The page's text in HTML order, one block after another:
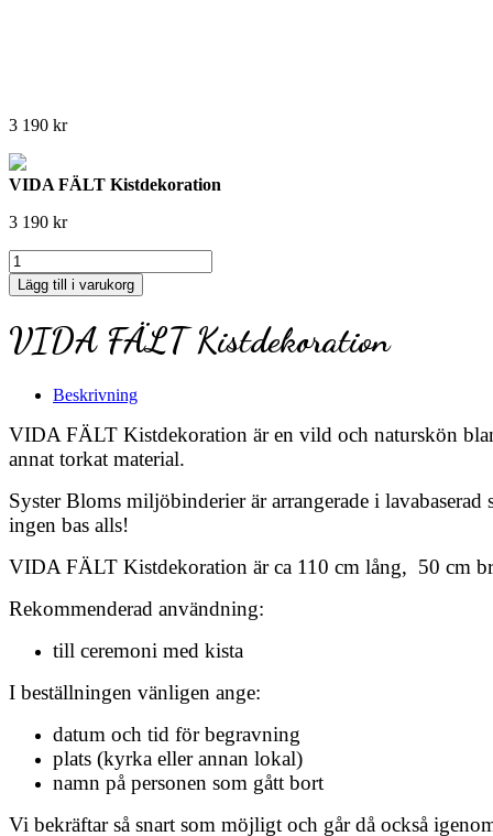
3 190 kr
VIDA FÄLT Kistdekoration
3 190 kr
VIDA
FÄLT
Kistdekoration
Lägg till i varukorg
VIDA FÄLT Kistdekoration
Beskrivning
VIDA FÄLT Kistdekoration är en vild och naturskön
annat torkat material.
Syster Bloms miljöbinderier är arrangerade i
ingen bas alls!
VIDA FÄLT Kistdekoration är ca 110 cm lång, 50 cm
Rekommenderad användning:
till ceremoni med kista
I beställningen vänligen ange:
datum och tid för begravning
plats (kyrka eller annan lokal)
namn på personen som gått bort
Vi bekräftar så snart som möjligt och går då också